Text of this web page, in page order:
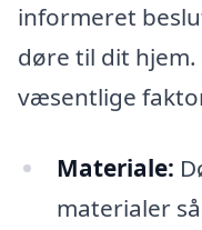
informeret
døre til dit
væsentlige
Materiale:
materialer